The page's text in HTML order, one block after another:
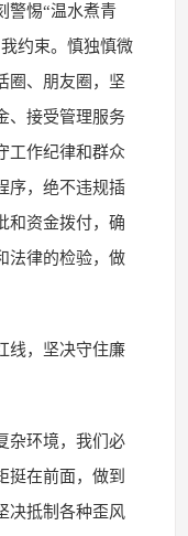
警惕“温水煮青
约束。慎独慎微
圈、朋友圈，坚
、接受管理服务
工作纪律和群众
序，绝不违规插
和资金拨付，确
法律的检验，做
线，坚决守住廉
杂环境，我们必
挺在前面，做到
决抵制各种歪风